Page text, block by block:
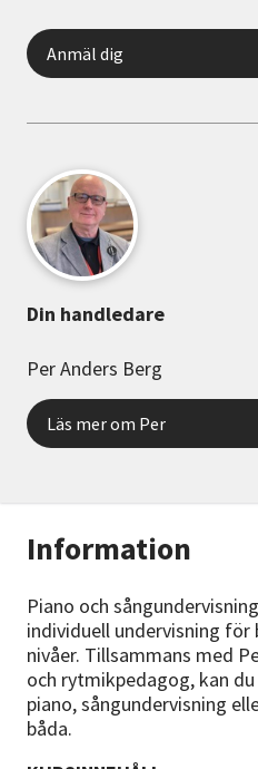
Information
Piano och
individuell undervisning för
nivåer. Tillsammans med
och rytmikpedagog, kan
piano, sångundervisning
båda.
Anmäl dig
Din handledare
Per Anders Berg
Läs mer om Per